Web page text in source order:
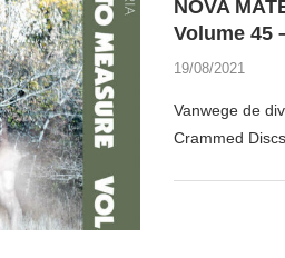
NOVA
Volume 45
19/08/2021
Vanwege de
Crammed